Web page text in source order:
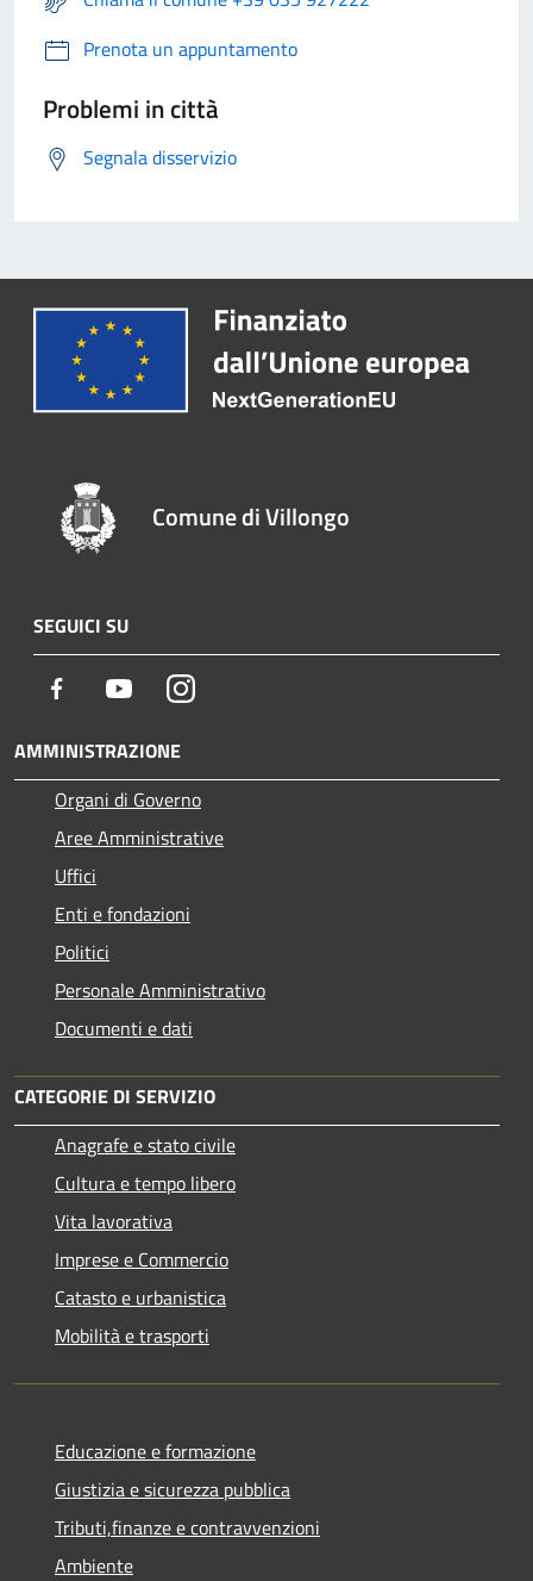
Prenota un appuntamento
Problemi in città
Segnala disservizio
Comune di Villongo
SEGUICI SU
Facebook YoutubeInstagram
AMMINISTRAZIONE
Organi di Governo
Aree Amministrative
Uffici
Enti e fondazioni
Politici
Personale Amministrativo
Documenti e dati
CATEGORIE DI SERVIZIO
Anagrafe e stato civile
Cultura e tempo libero
Vita lavorativa
Imprese e Commercio
Catasto e urbanistica
Mobilità e trasporti
Educazione e formazione
Giustizia e sicurezza pubblica
Tributi,finanze e contravvenzioni
Ambiente